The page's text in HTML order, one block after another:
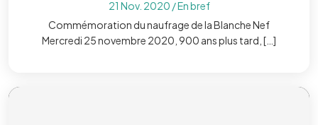
21 Nov. 2020 /En bref
Commémoration du naufrage de la Blanche Nef
Mercredi 25 novembre 2020, 900 ans plus tard, […]